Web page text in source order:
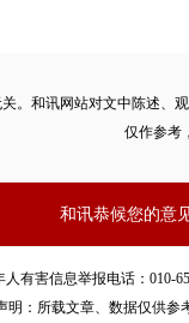
。和讯网站对文中陈述
仅作参考
和讯恭候您的意
有害信息举报电话：010-
明：所载文章、数据仅供参